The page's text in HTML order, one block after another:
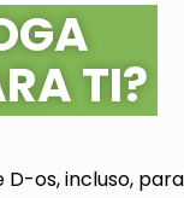
TI?
os, incluso,